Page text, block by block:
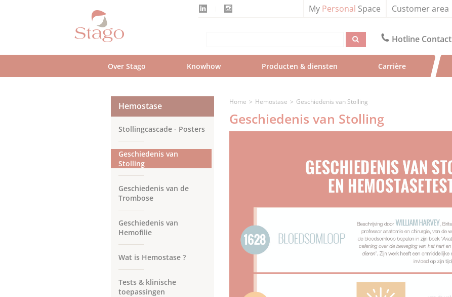
My Personal Space Customer area
Hotline Contact
Over Stago Knowhow Producten & diensten Carrière
Hemostase
Stollingcascade - Posters
Geschiedenis van
Stolling
Geschiedenis van de
Trombose
Geschiedenis van
Hemofilie
Wat is Hemostase ?
Tests & klinische
toepassingen
Home Hemostase Geschiedenis van Stolling
Geschiedenis van Stolling